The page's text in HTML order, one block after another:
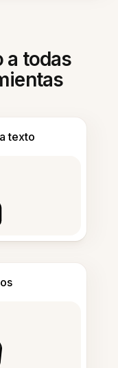
a todas
texto